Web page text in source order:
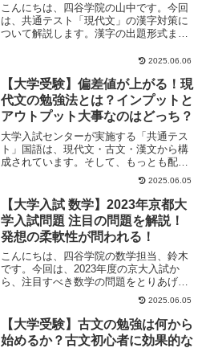
こんにちは、四谷学院の山中です。今回
は、共通テスト「現代文」の漢字対策に
ついて解説します。漢字の出題形式まず
2025.06.06
【大学受験】偏差値が上がる！現
代文の勉強法とは？インプットと
アウトプット大事なのはどっち？
大学入試センターが実施する「共通テス
ト」国語は、現代文・古文・漢文から構
成されています。そして、もっとも配点
が多いのが「現代文」です。しかし、現
2025.06.05
【大学入試 数学】2023年京都大
学入試問題 注目の問題を解説！
発想の柔軟性が問われる！
こんにちは、四谷学院の数学担当、鈴木
です。今回は、2023年度の京大入試か
ら、注目すべき数学の問題をとりあげて
解説してみようと思います。京大志望の
2025.06.05
【大学受験】古文の勉強は何から
始めるか？古文初心者に効果的な